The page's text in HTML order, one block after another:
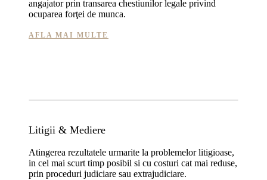
angajator prin transarea chestiunilor legale privind
ocuparea forţei de munca.
AFLA MAI MULTE
Litigii & Mediere
Atingerea rezultatele urmarite la problemelor litigioase,
in cel mai scurt timp posibil si cu costuri cat mai reduse,
prin proceduri judiciare sau extrajudiciare.